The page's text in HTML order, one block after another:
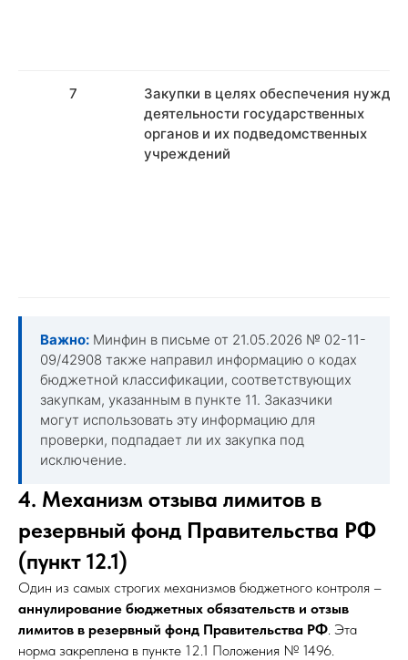
7
Закупки в целях обеспечения нужд
деятельности государственных
органов и их подведомственных
учреждений
Важно: Минфин в письме от 21.05.2026 № 02-11-
09/42908 также направил информацию о кодах
бюджетной классификации, соответствующих
закупкам, указанным в пункте 11. Заказчики
могут использовать эту информацию для
проверки, подпадает ли их закупка под
исключение.
4. Механизм отзыва лимитов в
резервный фонд Правительства РФ
(пункт 12.1)
Один из самых строгих механизмов бюджетного контроля –
аннулирование бюджетных обязательств и отзыв
лимитов в резервный фонд Правительства РФ. Эта
норма закреплена в пункте 12.1 Положения № 1496.